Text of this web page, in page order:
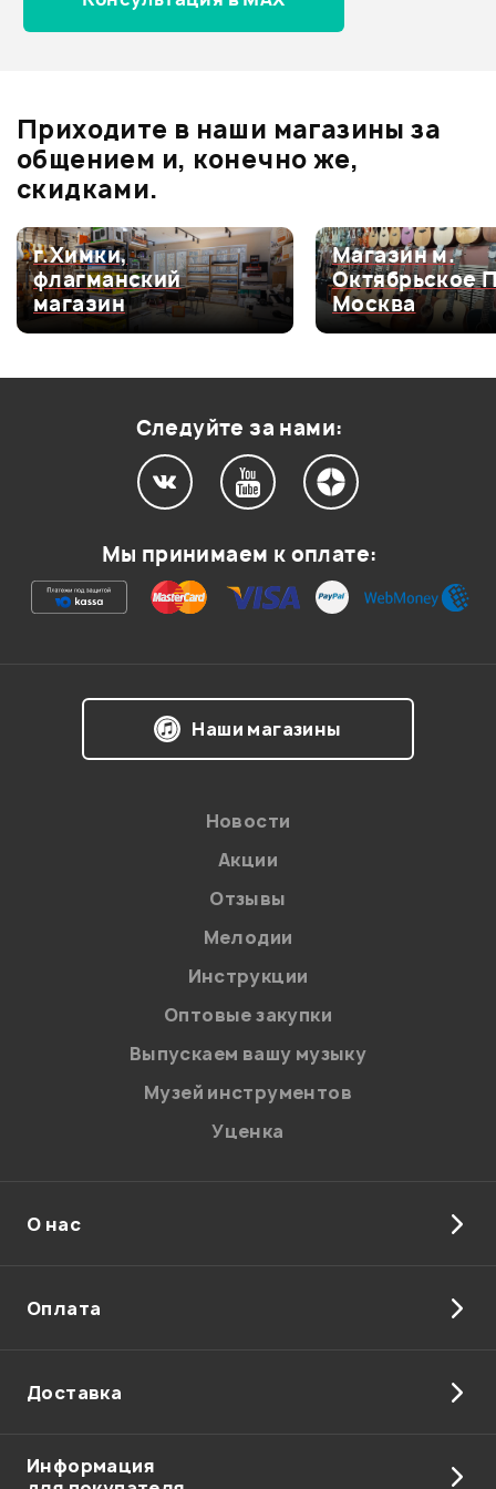
АУДИО КАБЕЛЬ STAGG
0.0
Оценка5
0
Оценка4
0
Оценка3
0
Ваша оценка:
на обработку персональных данных в
Политикой в отношении обработки
персональных данных.
Введите проверочное число:
Отправить
Приходите в наши магазины за
общением и, конечно же,
скидками.
г.Химки,
флагманский
магазин
Магазин м.
Октябрьское
Москва
Следуйте за нами:
Мы принимаем к оплате:
Наши магазины
Новости
Акции
Отзывы
Мелодии
Инструкции
Оптовые закупки
Выпускаем вашу музыку
Музей инструментов
Уценка
О нас
Оплата
Доставка
Информация